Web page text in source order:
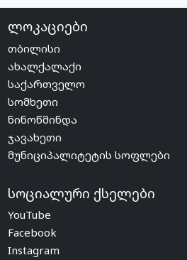
ლოკაციები
თბილისი
ახალქალაქი
საქართველო
სომხეთი
ნინოწმინდა
ჯავახეთი
მუნიციპალიტეტის სოფლები
სოციალური ქსელები
YouTube
Facebook
Instagram